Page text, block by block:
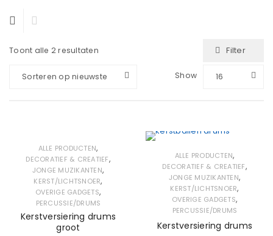
Toont alle 2 resultaten Filter
Sorteren op nieuwste Show 16
ALLE PRODUCTEN,
DECORATIEF & CREATIEF,
JONGE MUZIKANTEN,
KERST/LICHTSNOER,
OVERIGE GADGETS,
PERCUSSIE/DRUMS
Kerstversiering drums
groot
ALLE PRODUCTEN,
DECORATIEF & CREATIEF,
JONGE MUZIKANTEN,
KERST/LICHTSNOER,
OVERIGE GADGETS,
PERCUSSIE/DRUMS
Kerstversiering drums